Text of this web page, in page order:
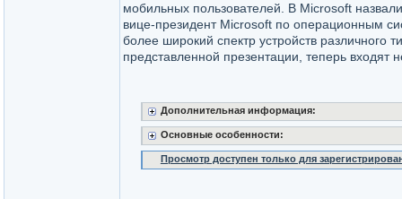
мобильных пользователей. В Microsoft
вице-президент Microsoft по операционным
более широкий спектр устройств различного
представленной презентации, теперь
Дополнительная информация:
Основные особенности:
Просмотр доступен только для